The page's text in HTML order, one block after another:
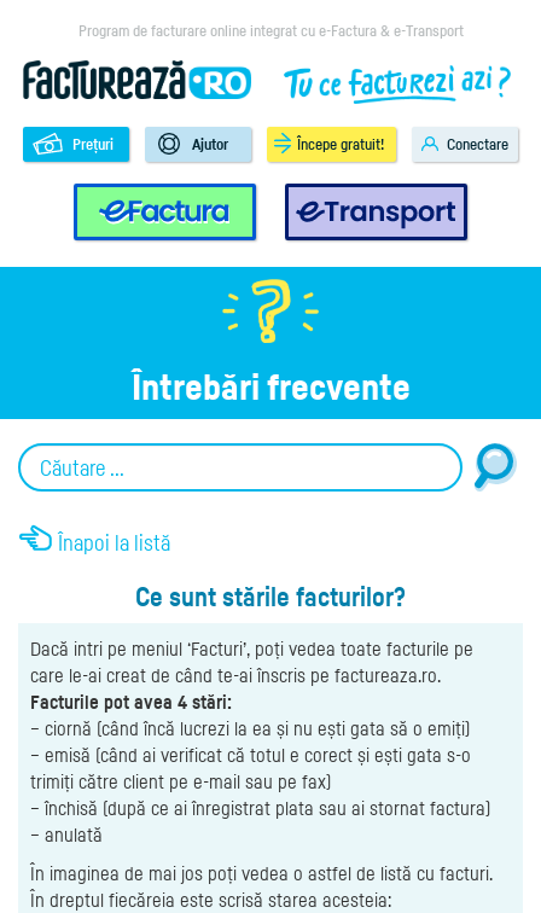
Program de facturare online integrat cu e-Factura & e-Transport
e-Factura e-Transport
Prețuri Ajutor Începe gratuit! Conectare
Întrebări frecvente
Înapoi la listă
Ce sunt stările facturilor?
Dacă intri pe meniul ‘Facturi’, poți vedea toate facturile pe
care le-ai creat de când te-ai înscris pe factureaza.ro.
Facturile pot avea 4 stări:
– ciornă (când încă lucrezi la ea și nu ești gata să o emiți)
– emisă (când ai verificat că totul e corect și ești gata s-o
trimiți către client pe e-mail sau pe fax)
– închisă (după ce ai înregistrat plata sau ai stornat factura)
– anulată
În imaginea de mai jos poți vedea o astfel de listă cu facturi.
În dreptul fiecăreia este scrisă starea acesteia: